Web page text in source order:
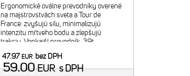
Ergonomické oválne prevodníky overené
na majstrovstvách sveta a Tour de
France: zvyšujú silu, minimalizujú
intenzitu mŕtveho bodu a zlepšujú
trakciu. Vonkajší prevodník, 39t.
vnútorným prevodníkom. Navrhnuté pre
2x9/10/11
47.97 EUR bez DPH
59.00EURs DPH